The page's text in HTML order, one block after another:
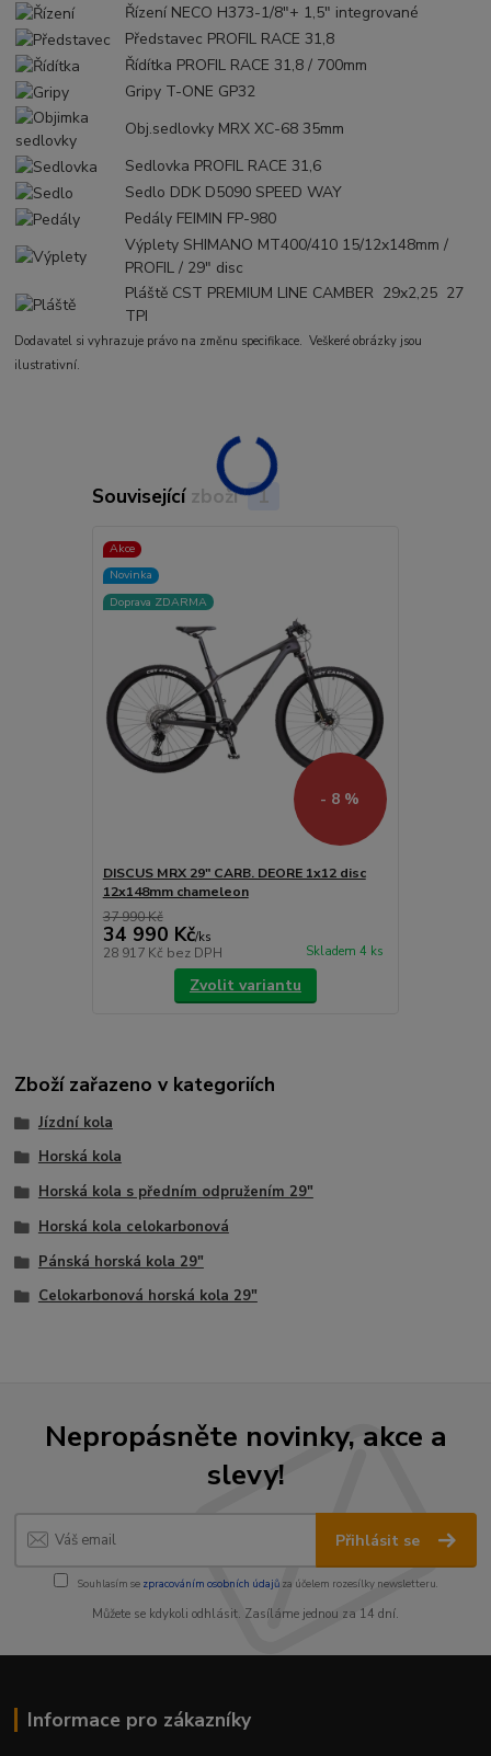
ŘízeníNECO H373-1/8"+ 1,5" integrované
Představec PROFIL RACE 31,8
Řídítka PROFIL RACE 31,8 / 700mm
Gripy T-ONE GP32
Obj.sedlovky MRX XC-68 35mm
Sedlovka PROFIL RACE 31,6
Sedlo DDK D5090 SPEED WAY
Pedály FEIMIN FP-980
Výplety SHIMANO MT400/410 15/12x148mm /
PROFIL / 29" disc
Pláště CST PREMIUM LINE CAMBER 29x2,25 27
TPI
Dodavatel si vyhrazuje právo na změnu specifikace. Veškeré obrázky jsou
ilustrativní.
Související zboží 1
Akce
Novinka
Doprava ZDARMA
- 8 %
DISCUS MRX 29" CARB. DEORE 1x12 disc
12x148mm chameleon
37 990 Kč
34 990 Kč/ks
28 917 Kč bez DPH Skladem 4 ks
Zvolit variantu
Zboží zařazeno v kategoriích
Jízdní kola
Horská kola
Horská kola s předním odpružením 29"
Horská kola celokarbonová
Pánská horská kola 29"
Celokarbonová horská kola 29"
Nepropásněte novinky, akce a
slevy!
Přihlásit se
Souhlasím se zpracováním osobních údajůza účelem rozesílky newsletteru.
Můžete se kdykoli odhlásit. Zasíláme jednou za 14 dní.
Informace pro zákazníky